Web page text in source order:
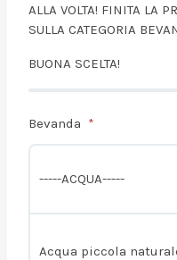
ALLA VOLTA! FINITA LA
SULLA CATEGORIA
BUONA SCELTA!
Bevanda
-----ACQUA-----
Acqua piccola